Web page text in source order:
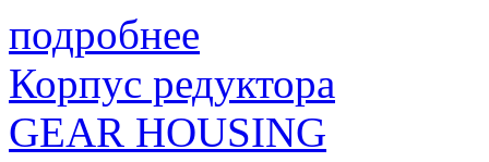
подробнее
Корпус редуктора
GEAR HOUSING